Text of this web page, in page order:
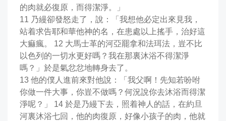
的肉就必復原，而得潔淨。」
11 乃縵卻發怒走了，說：「我想他必定出來見我，
站着求告耶和華他神的名，在患處以上搖手，治好這
大痲瘋。 12 大馬士革的河亞罷拿和法珥法，豈不比
以色列的一切水更好嗎？我在那裏沐浴不得潔淨
嗎？」於是氣忿忿地轉身去了。
13 他的僕人進前來對他說：「我父啊！先知若吩咐
你做一件大事，你豈不做嗎？何況說你去沐浴而得潔
淨呢？」 14 於是乃縵下去，照着神人的話，在約旦
河裏沐浴七回，他的肉復原，好像小孩子的肉，他就